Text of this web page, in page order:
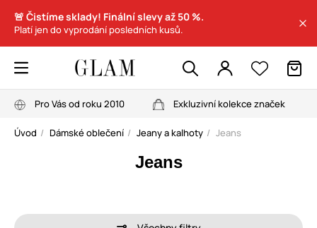
🚨 Čistíme sklady! Finální slevy až 50 %.
Platí jen do vyprodání posledních kusů.
Pro Vás od roku 2010 Exkluzivní kolekce značek
Úvod Dámské oblečení Jeany a kalhoty Jeans
Jeans